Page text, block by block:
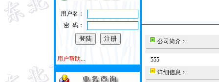
用户名：
密 码：
用户帮助...
公司简介：
555
详细信息：